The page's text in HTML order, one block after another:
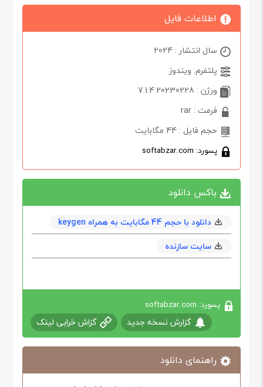
اطلاعات فایل
سال انتشار : 2024
پلتفرم: ویندوز
ورژن : 7.1.4.20230228
فرمت : rar
حجم فایل : 44 مگابایت
پسورد: softabzar.com
باکس دانلود
دانلود با حجم 44 مگابایت به همراه keygen
سایت سازنده
پسورد: softabzar.com
گزارش نسخه جدید گزاش خرابی لینک
راهنمای دانلود